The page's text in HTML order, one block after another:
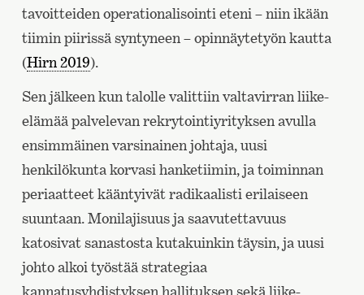
tavoitteiden operationalisointi eteni – niin ikään
tiimin piirissä syntyneen – opinnäytetyön kautta
(Hirn 2019).
Sen jälkeen kun talolle valittiin valtavirran liike-
elämää palvelevan rekrytointiyrityksen avulla
ensimmäinen varsinainen johtaja, uusi
henkilökunta korvasi hanketiimin, ja toiminnan
periaatteet kääntyivät radikaalisti erilaiseen
suuntaan. Monilajisuus ja saavutettavuus
katosivat sanastosta kutakuinkin täysin, ja uusi
johto alkoi työstää strategiaa